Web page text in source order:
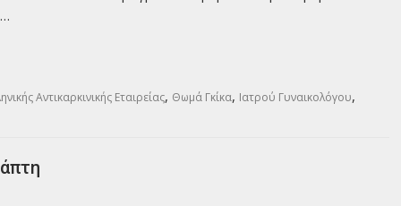
Αντικαρκινικής Εταιρείας, Θωμά Γκίκα, Ιατρού Γυναικολόγου,